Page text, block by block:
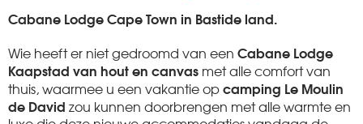
Cabane Lodge Cape Town in Bastide land.
Wie heeft er niet gedroomd van een Cabane Lodge
Kaapstad van hout en canvas met alle comfort van
thuis, waarmee u een vakantie opcamping Le Moulin
de David zou kunnen doorbrengen met alle warmte en